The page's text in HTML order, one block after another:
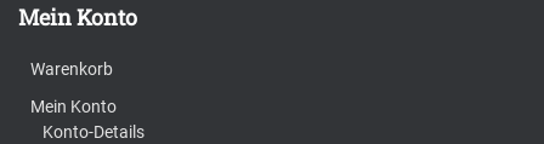
Mein Konto
Warenkorb
Mein Konto
Konto-Details